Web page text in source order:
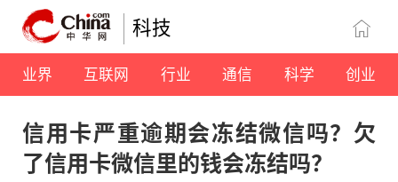
科技
业界 互联网 行业 通信 科学 创业
信用卡严重逾期会冻结微信吗？欠
了信用卡微信里的钱会冻结吗？